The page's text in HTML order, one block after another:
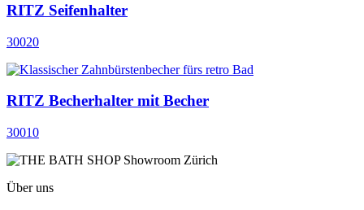
RITZ Seifenhalter
30020
RITZ Becherhalter mit Becher
30010
Über uns